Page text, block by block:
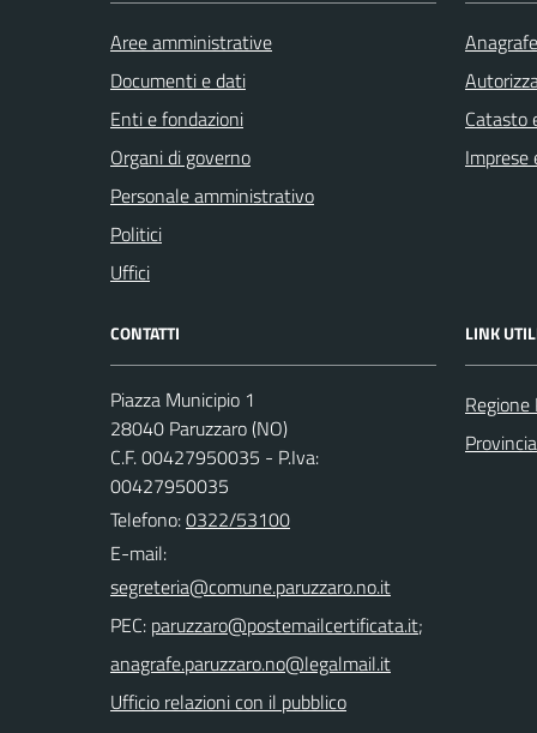
Aree amministrative
Documenti e dati
Enti e fondazioni
Organi di governo
Personale amministrativo
Politici
Uffici
Catasto
Imprese
CONTATTI
Piazza Municipio 1
28040 Paruzzaro (NO)
C.F. 00427950035 - P.Iva:
00427950035
Telefono:0322/53100
E-mail:
PEC: ;
Ufficio relazioni con il pubblico
LINK